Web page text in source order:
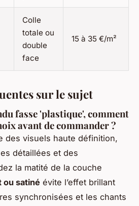
Colle
totale ou
double
face
15 à 35 €/m²
sur le sujet
fasse 'plastique', comment
avant de commander ?
des visuels haute définition,
détaillées et des
la matité de la couche
ou satiné évite l’effet brillant
synchronisées et les chants